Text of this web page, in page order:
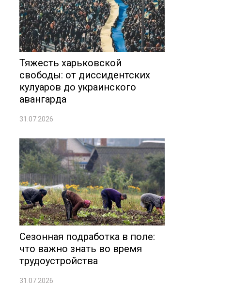
Тяжесть харьковской
свободы: от диссидентских
кулуаров до украинского
авангарда
31.07.2026
Сезонная подработка в поле:
что важно знать во время
трудоустройства
31.07.2026